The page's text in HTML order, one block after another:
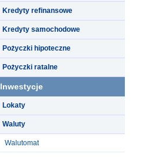
Kredyty refinansowe
Kredyty samochodowe
Pożyczki hipoteczne
Pożyczki ratalne
Inwestycje
Lokaty
Waluty
Walutomat